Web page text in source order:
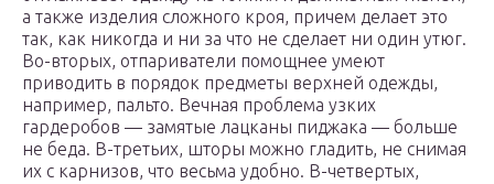
а также изделия сложного кроя, причем делает это
так, как никогда и ни за что не сделает ни один утюг.
Во-вторых, отпариватели помощнее умеют
приводить в порядок предметы верхней одежды,
например, пальто. Вечная проблема узких
гардеробов — замятые лацканы пиджака — больше
не беда. В-третьих, шторы можно гладить, не снимая
их с карнизов, что весьма удобно. В-четвертых,